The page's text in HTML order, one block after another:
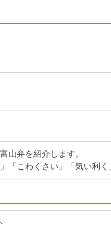
山弁を紹介します。
こわくさい」「気い利